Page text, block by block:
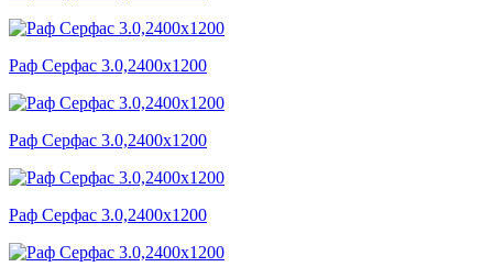
Раф Серфас 3.0,2400x1200
Раф Серфас 3.0,2400x1200
Раф Серфас 3.0,2400x1200